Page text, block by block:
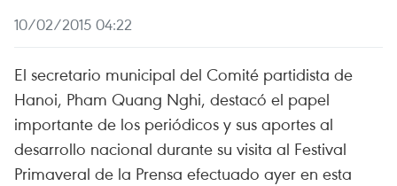
10/02/2015 04:22
El secretario municipal del Comité partidista de
Hanoi, Pham Quang Nghi, destacó el papel
importante de los periódicos y sus aportes al
desarrollo nacional durante su visita al Festival
Primaveral de la Prensa efectuado ayer en esta